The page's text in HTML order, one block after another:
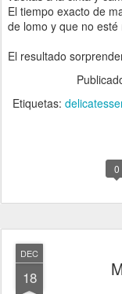
El tiempo exacto de
de lomo y que no
El resultado
Etiquetas:
0
DEC
18